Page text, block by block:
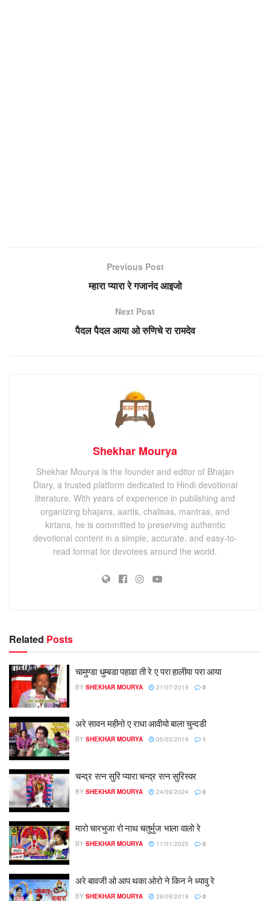
Previous Post
म्हारा प्यारा रे गजानंद आइजो
Next Post
पैदल पैदल आया ओ रुणिचे रा रामदेव
Shekhar Mourya
Shekhar Mourya is the founder and editor of Bhajan
Diary, a trusted platform dedicated to Hindi devotional
literature. With years of experience in publishing and
organizing bhajans, aartis, chalisas, mantras, and
kirtans, he is committed to preserving authentic
devotional content in a simple, accurate, and easy-to-
read format for devotees around the world.
Related Posts
चामुण्डा धुम्बडा पहाडा ती रे ए परा हालीया परा आया
BY SHEKHAR MOURYA 21/07/2019 0
अरे सावन महीनो ए राधा आवीयो बाला चुन्दडी
BY SHEKHAR MOURYA 05/03/2019 1
चन्द्र रत्न सुरि प्यारा चन्द्र रत्न सुरिस्वर
BY SHEKHAR MOURYA 24/09/2024 0
मारो चारभुजा रो नाथ चतुर्भुज भाला वालो रे
BY SHEKHAR MOURYA 11/01/2025 0
अरे बावजी ओ आप थका ओरो ने किन ने ध्यावु रे
BY SHEKHAR MOURYA 26/09/2019 0